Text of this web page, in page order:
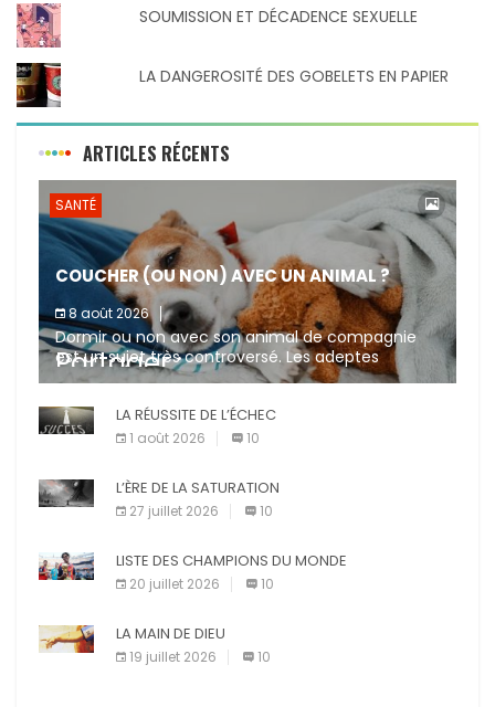
SOUMISSION ET DÉCADENCE SEXUELLE
LA DANGEROSITÉ DES GOBELETS EN PAPIER
ARTICLES RÉCENTS
SANTÉ
COUCHER (OU NON) AVEC UN ANIMAL ?
8 août 2026
Dormir ou non avec son animal de compagnie
est un sujet très controversé. Les adeptes
affirment que la présence de leur compagnon à
Partager :
Facebook
E-mail
Imprimer
LA RÉUSSITE DE L’ÉCHEC
1 août 2026 10
L’ÈRE DE LA SATURATION
27 juillet 2026 10
LISTE DES CHAMPIONS DU MONDE
20 juillet 2026 10
LA MAIN DE DIEU
19 juillet 2026 10